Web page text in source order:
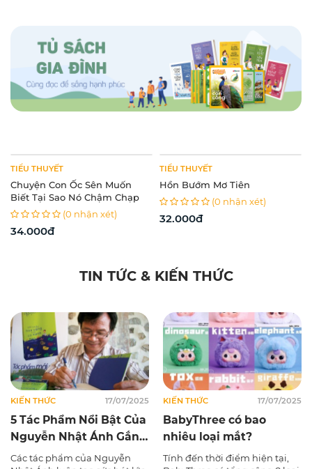
TIỂU THUYẾT
Chuyện Con Ốc Sên Muốn
Biết Tại Sao Nó Chậm Chạp
(0 nhận xét)
34.000đ
TIỂU THUYẾT
Hồn Bướm Mơ Tiên
(0 nhận xét)
32.000đ
TIN TỨC & KIẾN THỨC
KIẾN THỨC 17/07/2025
5 Tác Phẩm Nổi Bật Của
Nguyễn Nhật Ánh Gắn
Liền Với Tuổi Thơ Của
Các tác phẩm của Nguyễn
KIẾN THỨC 17/07/2025
BabyThree có bao
nhiêu loại mắt?
Tính đến thời điểm hiện tại,